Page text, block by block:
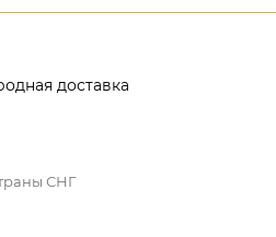
доставка
СНГ